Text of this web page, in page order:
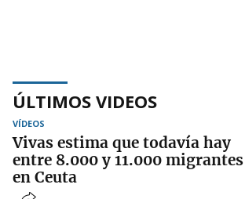
ÚLTIMOS VIDEOS
VÍDEOS
Vivas estima que todavía hay
entre 8.000 y 11.000 migrantes
en Ceuta